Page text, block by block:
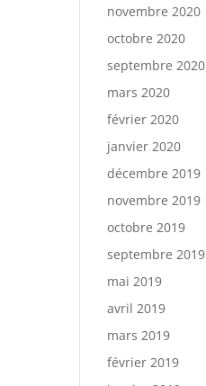
novembre 2020
octobre 2020
septembre 2020
mars 2020
février 2020
janvier 2020
décembre 2019
novembre 2019
octobre 2019
septembre 2019
mai 2019
avril 2019
mars 2019
février 2019